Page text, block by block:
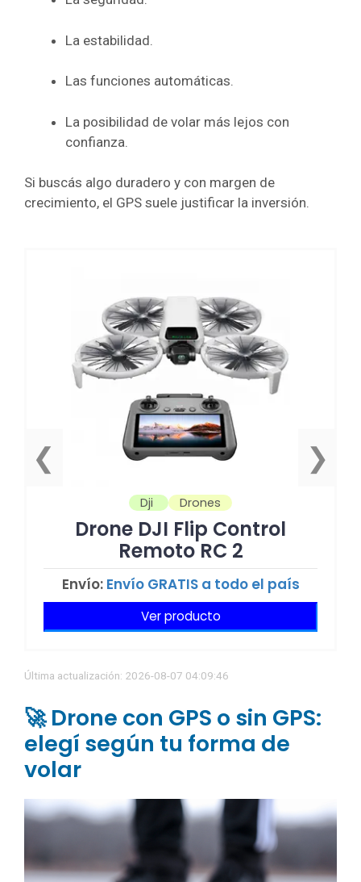
La estabilidad.
Las funciones automáticas.
La posibilidad de volar más lejos con
confianza.
Si buscás algo duradero y con margen de
crecimiento, el GPS suele justificar la inversión.
Dji Drones
Drone DJI Flip Control
Remoto RC 2
Envío: Envío GRATIS a todo el país
Ver producto
❮ ❯
Última actualización: 2026-08-07 04:09:46
🚀 Drone con GPS o sin GPS:
elegí según tu forma de
volar